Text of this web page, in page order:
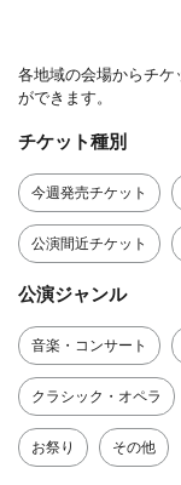
各地域の会場からチ
ができます。
チケット種別
今週発売チケット
公演間近チケット
公演ジャンル
音楽・コンサート
クラシック・オペラ
お祭り その他